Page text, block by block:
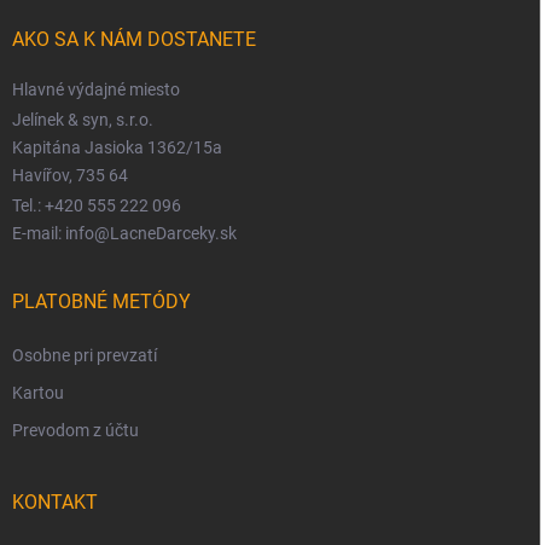
AKO SA K NÁM DOSTANETE
Hlavné výdajné miesto
Jelínek & syn, s.r.o.
Kapitána Jasioka 1362/15a
Havířov, 735 64
Tel.: +420 555 222 096
E-mail: info@LacneDarceky.sk
PLATOBNÉ METÓDY
Osobne pri prevzatí
Kartou
Prevodom z účtu
KONTAKT